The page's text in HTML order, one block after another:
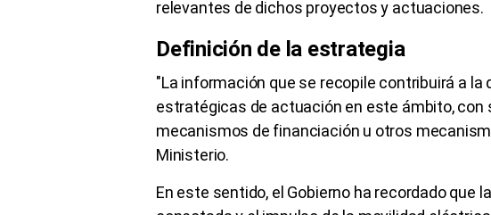
relevantes de dichos proyectos y actuaciones.
Definición de la estrategia
"La información que se recopile contribuirá a la
estratégicas de actuación en este ámbito, con
mecanismos de financiación u otros
Ministerio.
En este sentido, el Gobierno ha recordado que la